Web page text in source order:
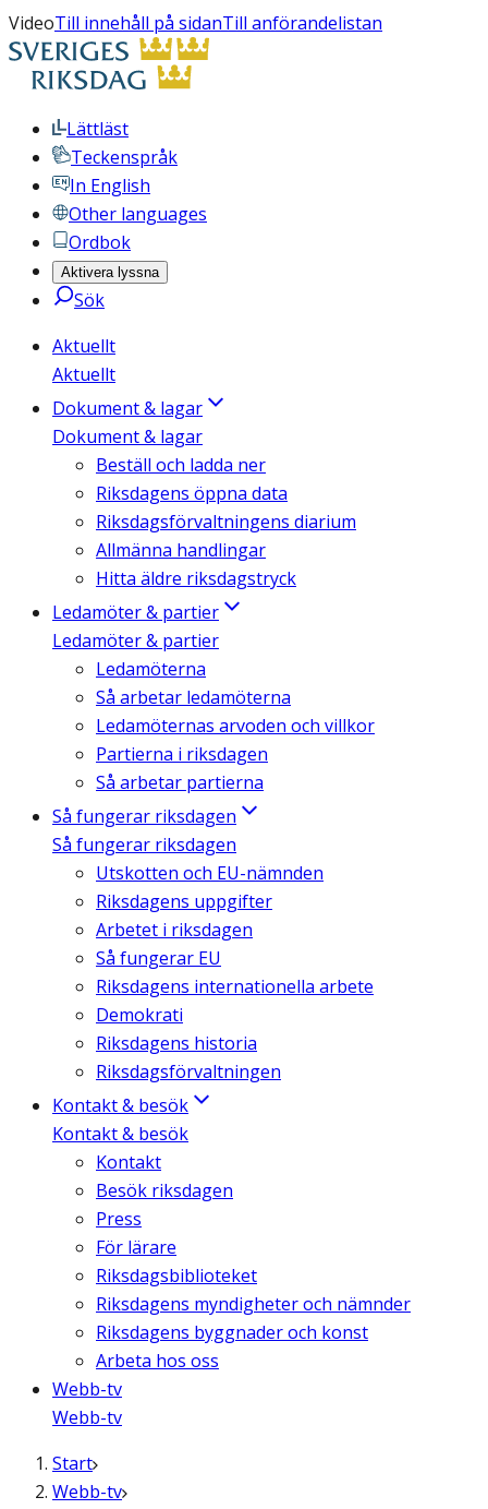
VideoTill innehåll på sidanTill anförandelistan
Lättläst
Teckenspråk
In English
Other languages
Ordbok
Aktivera lyssna
Sök
Aktuellt
Aktuellt
Dokument & lagar
Dokument & lagar
Beställ och ladda ner
Riksdagens öppna data
Riksdagsförvaltningens diarium
Allmänna handlingar
Hitta äldre riksdagstryck
Ledamöter & partier
Ledamöter & partier
Ledamöterna
Så arbetar ledamöterna
Ledamöternas arvoden och villkor
Partierna i riksdagen
Så arbetar partierna
Så fungerar riksdagen
Så fungerar riksdagen
Utskotten och EU-nämnden
Riksdagens uppgifter
Arbetet i riksdagen
Så fungerar EU
Riksdagens internationella arbete
Demokrati
Riksdagens historia
Riksdagsförvaltningen
Kontakt & besök
Kontakt & besök
Kontakt
Besök riksdagen
Press
För lärare
Riksdagsbiblioteket
Riksdagens myndigheter och nämnder
Riksdagens byggnader och konst
Arbeta hos oss
Webb-tv
Webb-tv
Start
Webb-tv